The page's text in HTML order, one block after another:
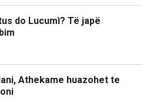
do Lucumì? Të japë
Athekame huazohet te